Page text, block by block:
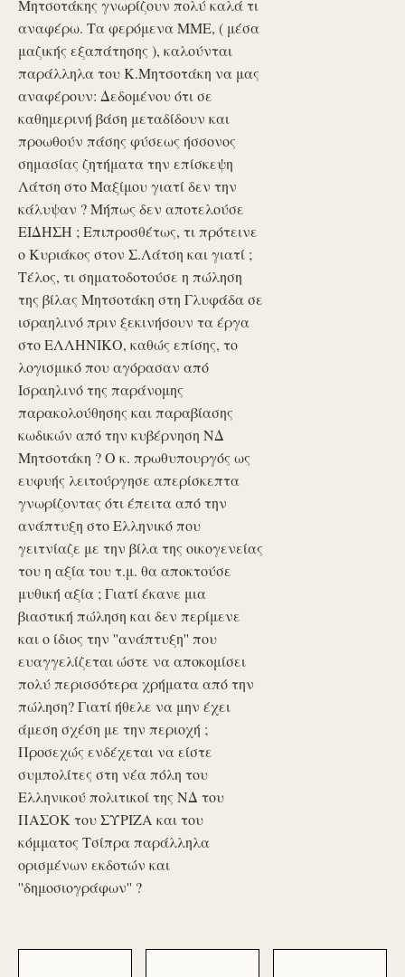
Μητσοτάκης γνωρίζουν πολύ καλά τι
αναφέρω. Τα φερόμενα ΜΜΕ, ( μέσα
μαζικής εξαπάτησης ), καλούνται
παράλληλα του Κ.Μητσοτάκη να μας
αναφέρουν: Δεδομένου ότι σε
καθημερινή βάση μεταδίδουν και
προωθούν πάσης φύσεως ήσσονος
σημασίας ζητήματα την επίσκεψη
Λάτση στο Μαξίμου γιατί δεν την
κάλυψαν ? Μήπως δεν αποτελούσε
ΕΙΔΗΣΗ ; Επιπροσθέτως, τι πρότεινε
ο Κυριάκος στον Σ.Λάτση και γιατί ;
Τέλος, τι σηματοδοτούσε η πώληση
της βίλας Μητσοτάκη στη Γλυφάδα σε
ισραηλινό πριν ξεκινήσουν τα έργα
στο ΕΛΛΗΝΙΚΟ, καθώς επίσης, το
λογισμικό που αγόρασαν από
Ισραηλινό της παράνομης
παρακολούθησης και παραβίασης
κωδικών από την κυβέρνηση ΝΔ
Μητσοτάκη ? Ο κ. πρωθυπουργός ως
ευφυής λειτούργησε απερίσκεπτα
γνωρίζοντας ότι έπειτα από την
ανάπτυξη στο Ελληνικό που
γειτνίαζε με την βίλα της οικογενείας
του η αξία του τ.μ. θα αποκτούσε
μυθική αξία ; Γιατί έκανε μια
βιαστική πώληση και δεν περίμενε
και ο ίδιος την ''ανάπτυξη'' που
ευαγγελίζεται ώστε να αποκομίσει
πολύ περισσότερα χρήματα από την
πώληση? Γιατί ήθελε να μην έχει
άμεση σχέση με την περιοχή ;
Προσεχώς ενδέχεται να είστε
συμπολίτες στη νέα πόλη του
Ελληνικού πολιτικοί της ΝΔ του
ΠΑΣΟΚ του ΣΥΡΙΖΑ και του
κόμματος Τσίπρα παράλληλα
ορισμένων εκδοτών και
''δημοσιογράφων'' ?